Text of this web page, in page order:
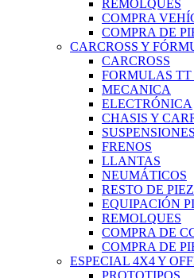
REMOLQUES
COMPRA
COMPRA DE
CARCROSS Y
CARCROSS
FORMULAS TT
MECANICA
ELECTRÓNICA
CHASIS Y
SUSPENSIONES
FRENOS
LLANTAS
NEUMÁTICOS
RESTO DE
EQUIPACIÓN
REMOLQUES
COMPRA DE
COMPRA DE
ESPECIAL 4X4 Y
PROTOTIPOS